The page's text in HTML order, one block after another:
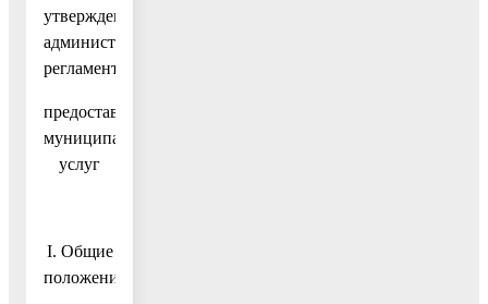
утверждения
административных
регламентов
предоставления
муниципальных
услуг
I. Общие
положения